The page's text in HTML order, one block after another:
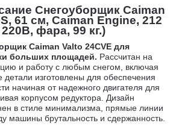
Снегоуборщик Caiman
61 см, Caiman Engine, 212
фара, 99 кг.)
Caiman Valto 24CVE для
больших площадей. Рассчитан на
и работу с любым снегом, включая
изготовлены для обеспечения
начиная от надежного двигателя для
корпусом редуктора. Дизайн
в стиле минимализма, прямые линии
машины брутальность и сдержанность.